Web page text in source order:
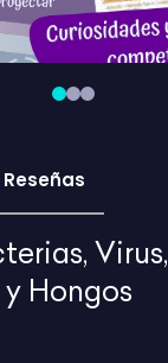
Reseñas
Virus,
Hongos